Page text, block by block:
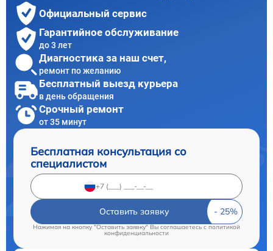
Официальный сервис
Гарантийное обслуживание
до 3 лет
Диагностика за наш счет,
ремонт по желанию
Бесплатный выезд курьера
в день обращения
Срочный ремонт
от 35 минут
Бесплатная консультация со
специалистом
Оставить заявку
Нажимая на кнопку "Оставить заявку" Вы соглашаетесь cполитикой
конфиденциальности